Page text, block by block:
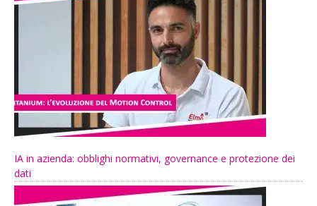
IA in azienda: obblighi normativi, governance e protezione dei
dati